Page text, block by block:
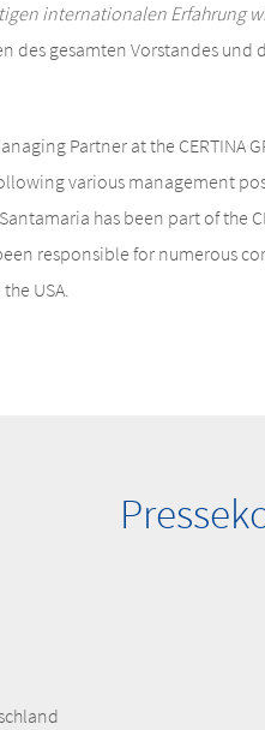
internationalen Erfahrung
des gesamten Vorstandes und
Partner at the CERTINA
various management
has been part of the
responsible for numerous
USA.